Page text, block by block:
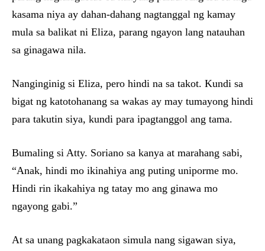
kasama niya ay dahan-dahang nagtanggal ng kamay
mula sa balikat ni Eliza, parang ngayon lang natauhan
sa ginagawa nila.
Nanginginig si Eliza, pero hindi na sa takot. Kundi sa
bigat ng katotohanang sa wakas ay may tumayong hindi
para takutin siya, kundi para ipagtanggol ang tama.
Bumaling si Atty. Soriano sa kanya at marahang sabi,
“Anak, hindi mo ikinahiya ang puting uniporme mo.
Hindi rin ikakahiya ng tatay mo ang ginawa mo
ngayong gabi.”
At sa unang pagkakataon simula nang sigawan siya,